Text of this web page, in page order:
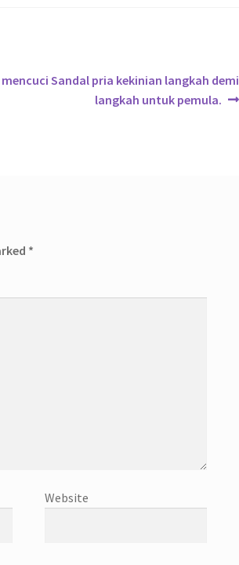
mencuci Sandal pria kekinian langkah demi
langkah untuk pemula.
*
Website